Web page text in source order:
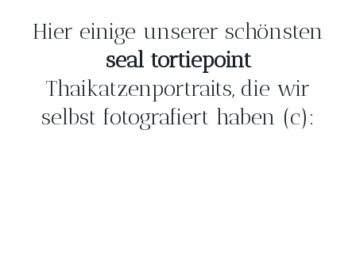
Hier einige unserer schönsten
seal tortiepoint
Thaikatzenportraits, die wir
selbst fotografiert haben (c):